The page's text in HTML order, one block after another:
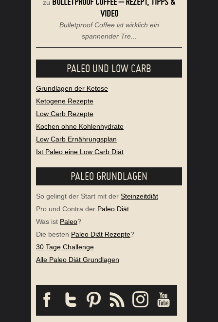
zu
VIDEO
Bulletproof Coffee ist wirklich ein
spannender Tre...
PALEO UND LOW CARB
Grundlagen der Ketose
Ketogene Rezepte
Low Carb Rezepte
Kochen ohne Kohlenhydrate
Low Carb Ernährungsplan
Ist Paleo eine Low Carb Diät
PALEO GRUNDLAGEN
So gelingt der Start mit der Steinzeitdiät
Pro und Contra der Paleo Diät
Was ist Paleo?
Die besten Paleo Diät Rezepte?
30 Tage Challenge
Alle Paleo Diät Grundlagen